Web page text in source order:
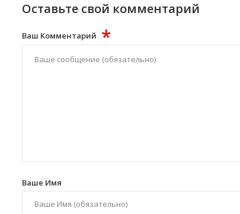
Оставьте свой комментарий
Ваш Комментарий *
Ваше Имя